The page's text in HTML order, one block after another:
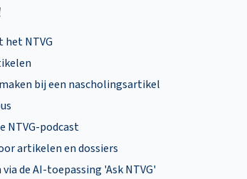
het NTVG
bij een nascholingsartikel
NTVG-podcast
artikelen en dossiers
de AI-toepassing 'Ask NTVG'